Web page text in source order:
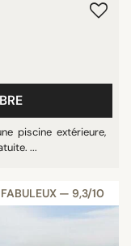
piscine extérieure,
...
FABULEUX — 9,3/10